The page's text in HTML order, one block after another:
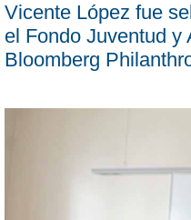
Vicente López fue
el Fondo Juventud y
Bloomberg